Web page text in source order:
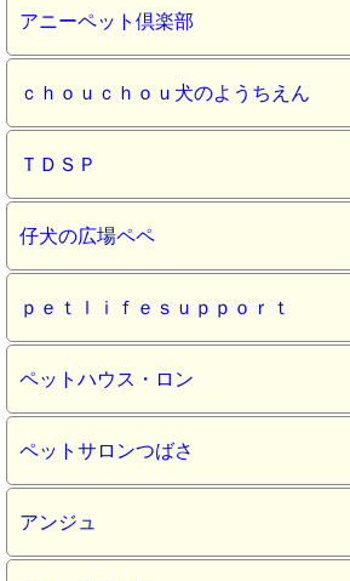
アニーペット倶楽部
ｃｈｏｕｃｈｏｕ犬のようちえん
ＴＤＳＰ
仔犬の広場ペペ
ｐｅｔｌｉｆｅｓｕｐｐｏｒｔ
ペットハウス・ロン
ペットサロンつばさ
アンジュ